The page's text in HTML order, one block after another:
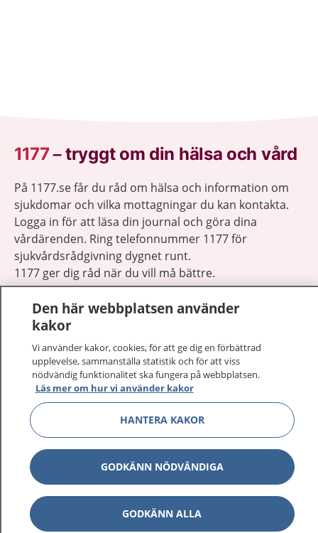
1177–tryggt om din hälsa och vård
På 1177.se får du råd om hälsa och information om
sjukdomar och vilka mottagningar du kan kontakta.
Logga in för att läsa din journal och göra dina
vårdärenden. Ring telefonnummer 1177 för
sjukvårdsrådgivning dygnet runt.
1177 ger dig råd när du vill må bättre.
1177 på flera språk
Om 1177 Visa
Visa
Behandling av personuppgifter
Den här webbplatsen använder
kakor
Vi använder kakor, cookies, för att ge dig en förbättrad
upplevelse, sammanställa statistik och för att viss
nödvändig funktionalitet ska fungera på webbplatsen.
Läs mer om hur vi använder kakor
HANTERA KAKOR
GODKÄNN NÖDVÄNDIGA
GODKÄNN ALLA